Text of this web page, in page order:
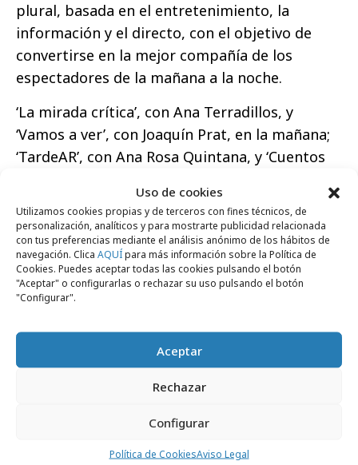
Uso de cookies
Utilizamos cookies propias y de terceros con fines técnicos, de
personalización, analíticos y para mostrarte publicidad relacionada
con tus preferencias mediante el análisis anónimo de los hábitos de
navegación. Clica AQUÍpara más información sobre la Política de
Cookies. Puedes aceptar todas las cookies pulsando el botón
"Aceptar" o configurarlas o rechazar su uso pulsando el botón
"Configurar".
Aceptar
Rechazar
Configurar
Política de CookiesAviso Legal
plural, basada en el entretenimiento, la
información y el directo, con el objetivo de
convertirse en la mejor compañía de los
espectadores de la mañana a la noche.
‘La mirada crítica’, con Ana Terradillos, y
‘Vamos a ver’, con Joaquín Prat, en la mañana;
‘TardeAR’, con Ana Rosa Quintana, y ‘Cuentos
access prime time, respectivamente; y ‘GH
VIP’, con Marta Flich y Ion Aramendi; ‘El
musical de tu vida’, con Carlos Sobera; y nuevas
temporadas de ‘Got Talent España’, con Santi
Millán, ‘Entrevías’ y ‘La que se avecina’ en el
novedades con las que arranca esta nueva
etapa en la cadena